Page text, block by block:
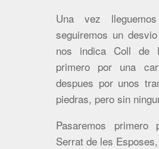
Una vez
seguiremos un
nos indica Coll de
primero por una
despues por unos
piedras, pero sin
Pasaremos
Serrat de les Esposes,